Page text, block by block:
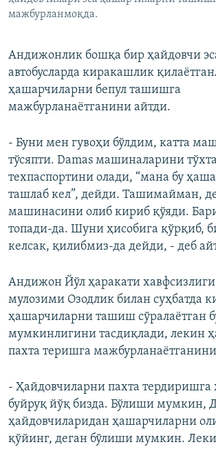
мажбурланмоқда.
Андижонлик бошқа бир ҳайдовчи
автобусларда киракашлик
ҳашарчиларни бепул ташишга
мажбурланаётганини айтди.
- Буни мен гувоҳи бўлдим, катта
тўсяпти. Damas машиналарини
техпаспортини олади, “мана бу
ташлаб кел”, дейди. Ташимайман,
машинасини олиб кириб қўяди.
топади-да. Шуни ҳисобига қўрқиб,
келсак, қилибмиз-да дейди, - деб
Андижон Йўл ҳаракати
мулозими Озодлик билан суҳбатда
ҳашарчиларни ташиш сўралаётган
мумкинлигини тасдиқлади, лекин
пахта теришга
- Ҳайдовчиларни пахта тердиришга
буйруқ йўқ бизда. Бўлиши мумкин,
ҳайдовчиларидан ҳашарчиларни
қўйинг, деган бўлиши мумкин.